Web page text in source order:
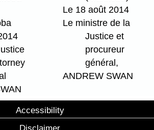
Le 18 août 2014
Le ministre de la
Justice et
procureur
général,
ANDREW SWAN
Accessibility
Disclaimer